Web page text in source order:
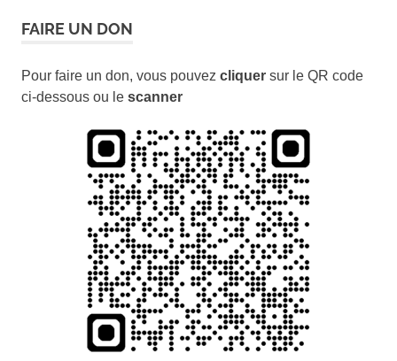
FAIRE UN DON
Pour faire un don, vous pouvez cliquer sur le QR code
ci-dessous ou le scanner